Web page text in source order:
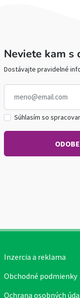
Neviete kam s
Dostávajte pravidelné
Súhlasím so
Inzercia a reklama
Obchodné podmienky
Ochrana osobných